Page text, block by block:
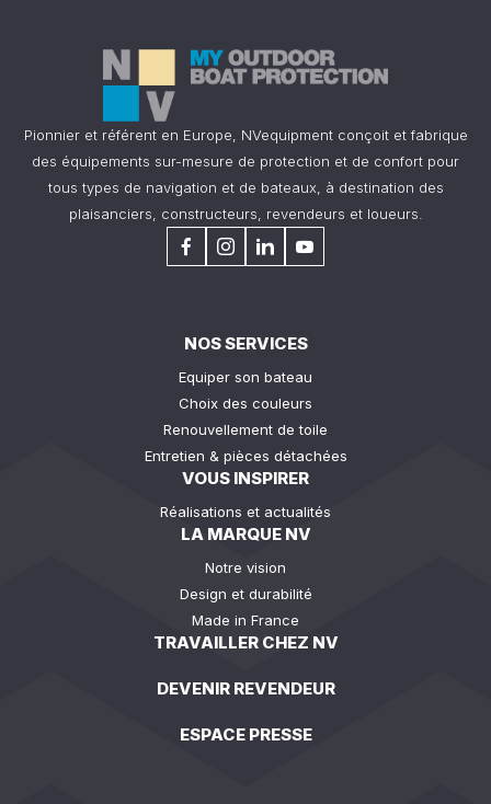
Pionnier et référent en Europe, NVequipment conçoit et fabrique
des équipements sur-mesure de protection et de confort pour
tous types de navigation et de bateaux, à destination des
plaisanciers, constructeurs, revendeurs et loueurs.
NOS SERVICES
Equiper son bateau
Choix des couleurs
Renouvellement de toile
Entretien & pièces détachées
VOUS INSPIRER
Réalisations et actualités
LA MARQUE NV
Notre vision
Design et durabilité
Made in France
TRAVAILLER CHEZ NV
DEVENIR REVENDEUR
ESPACE PRESSE